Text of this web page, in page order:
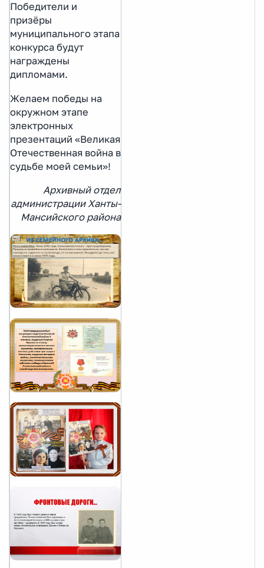
Победители и
призёры
муниципального этапа
конкурса будут
награждены
дипломами.
Желаем победы на
окружном этапе
электронных
презентаций «Великая
Отечественная война в
судьбе моей семьи»!
Архивный отдел
администрации Ханты-
Мансийского района